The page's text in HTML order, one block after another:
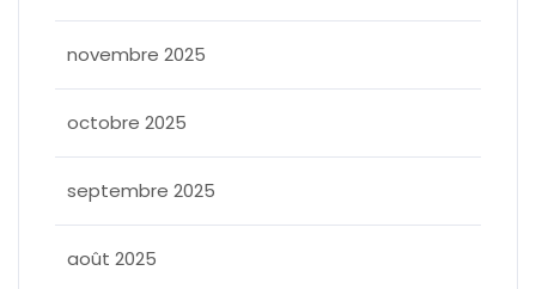
novembre 2025
octobre 2025
septembre 2025
août 2025